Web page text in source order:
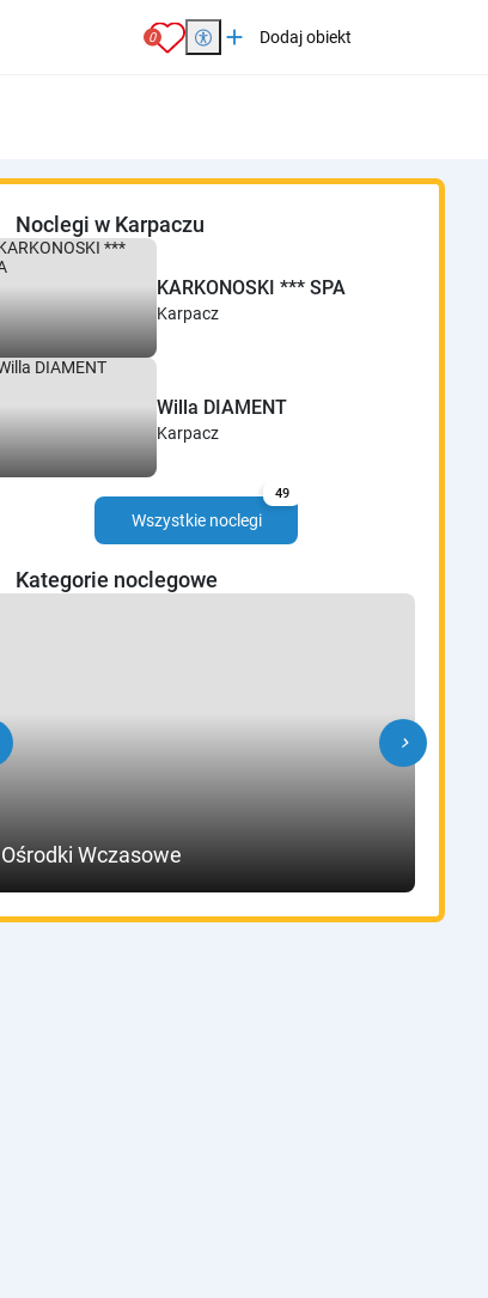
0 add Dodaj obiekt
Noclegi w Karpaczu
KARKONOSKI *** SPA
Karpacz
Willa DIAMENT
Karpacz
Wszystkie noclegi
49
Kategorie noclegowe
Ośrodki Wczasowe
chevron_right